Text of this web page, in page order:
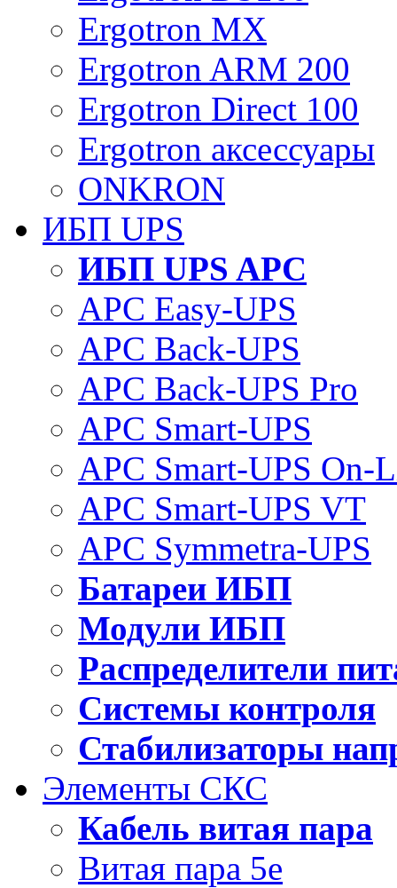
Ergotron MX
Ergotron ARM 200
Ergotron Direct 100
Ergotron аксессуары
ONKRON
ИБП UPS
ИБП UPS APC
APC Easy-UPS
APC Back-UPS
APC Back-UPS Pro
APC Smart-UPS
APC Smart-UPS On-
APC Smart-UPS VT
APC Symmetra-UPS
Батареи ИБП
Модули ИБП
Распределители
Системы контроля
Стабилизаторы
Элементы СКС
Кабель витая пара
Витая пара 5e